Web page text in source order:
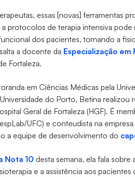
essas [novas] ferramentas
protocolos de terapia intensiva
dos pacientes, tornando a
a docente da Especialização
Fortaleza.
em Ciências Médicas pela
do Porto, Betina realizou
Geral de Fortaleza (HGF). É
UFC) e conteudista na
a equipe de desenvolvimento do
Nota 10 desta semana, ela fala
e a assistência aos